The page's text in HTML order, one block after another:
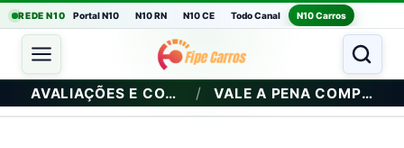
REDE N10 Portal N10 N10 RN N10 CE Todo Canal N10 Carros
AVALIAÇÕES E COMPRA / VALE A PENA COMPRAR?